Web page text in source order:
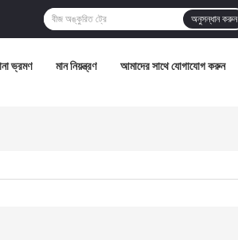
অনুসন্ধান করুন
ভ্রমণ মান নিয়ন্ত্রণ আমাদের সাথে যোগাযোগ করুন